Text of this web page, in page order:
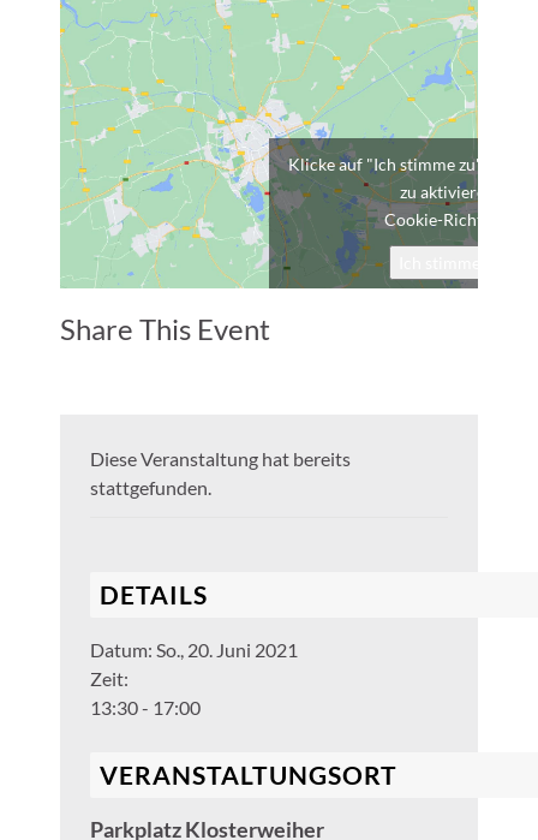
Klicke auf "Ich stimme zu", um
zu aktivieren
Cookie-Richtlinie
Share This Event
Diese Veranstaltung hat bereits
stattgefunden.
DETAILS
Datum: So., 20. Juni 2021
Zeit:
13:30 - 17:00
VERANSTALTUNGSORT
Parkplatz Klosterweiher